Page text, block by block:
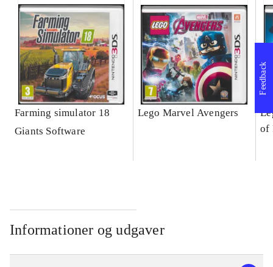
Farming simulator 18
Giants Software
Lego Marvel Avengers
of
Informationer og udgaver
Feedback